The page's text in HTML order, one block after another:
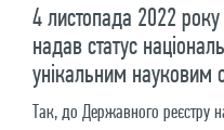
4 листопада 2022 року
надав статус
унікальним науковим
Так, до Державного реєстру